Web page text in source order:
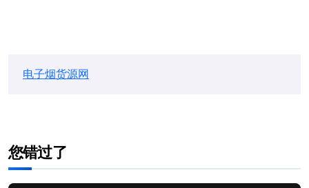
电子烟货源网
您错过了